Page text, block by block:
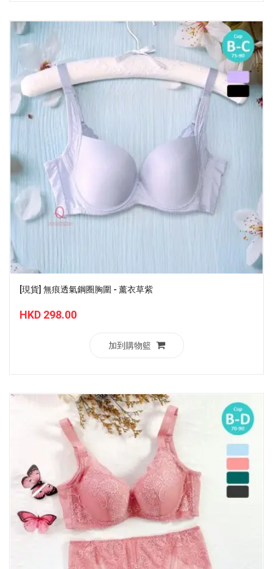
[現貨] 無痕透氣鋼圈胸圍 - 薰衣草紫
HKD 298.00
加到購物籃